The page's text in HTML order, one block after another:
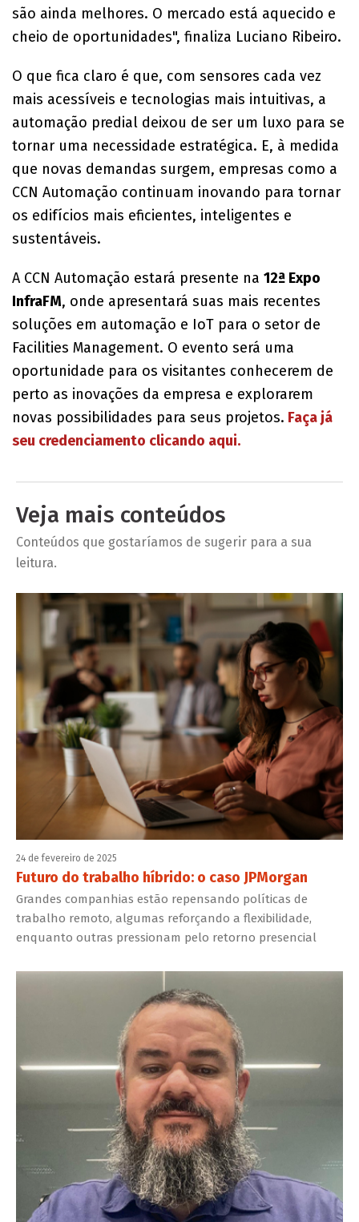
são ainda melhores. O mercado está aquecido e
cheio de oportunidades", finaliza Luciano Ribeiro.
O que fica claro é que, com sensores cada vez
mais acessíveis e tecnologias mais intuitivas, a
automação predial deixou de ser um luxo para se
tornar uma necessidade estratégica. E, à medida
que novas demandas surgem, empresas como a
CCN Automação continuam inovando para tornar
os edifícios mais eficientes, inteligentes e
sustentáveis.
A CCN Automação estará presente na 12ª Expo
InfraFM, onde apresentará suas mais recentes
soluções em automação e IoT para o setor de
Facilities Management. O evento será uma
oportunidade para os visitantes conhecerem de
perto as inovações da empresa e explorarem
novas possibilidades para seus projetos. Faça já
seu credenciamento clicando aqui.
Veja mais conteúdos
Conteúdos que gostaríamos de sugerir para a sua
leitura.
24 de fevereiro de 2025
Futuro do trabalho híbrido: o caso JPMorgan
Grandes companhias estão repensando políticas de
trabalho remoto, algumas reforçando a flexibilidade,
enquanto outras pressionam pelo retorno presencial